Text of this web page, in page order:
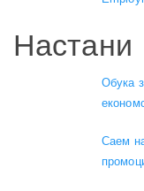
Настани
Обука
Саем